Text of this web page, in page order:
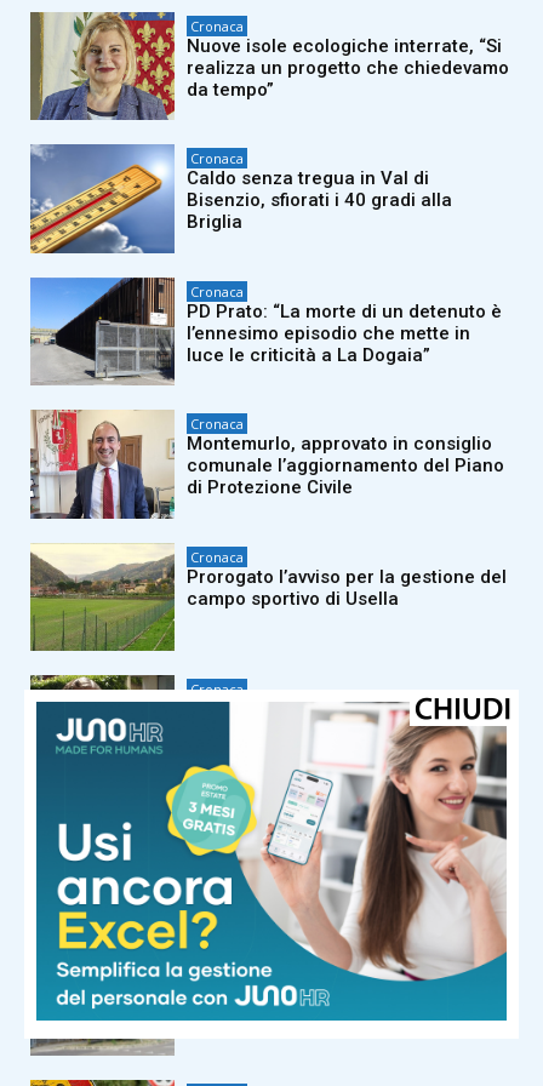
Cronaca
Nuove isole ecologiche interrate, “Si
realizza un progetto che chiedevamo
da tempo”
Cronaca
Caldo senza tregua in Val di
Bisenzio, sfiorati i 40 gradi alla
Briglia
Cronaca
PD Prato: “La morte di un detenuto è
l’ennesimo episodio che mette in
luce le criticità a La Dogaia”
Cronaca
Montemurlo, approvato in consiglio
comunale l’aggiornamento del Piano
di Protezione Civile
Cronaca
Prorogato l’avviso per la gestione del
campo sportivo di Usella
Cronaca
Taxi Prato, la Cooperativa CoTaPra
ricevuta in Comune: “Incontro
positivo, ascoltate le nostre
richieste”
Cronaca
Aperti d’agosto, Tessitura Italia non
ferma la produzione, cauto
ottimismo per il futuro
Primo Piano
Detenuto ucciso in cella alla Dogaia
al termine di una lite